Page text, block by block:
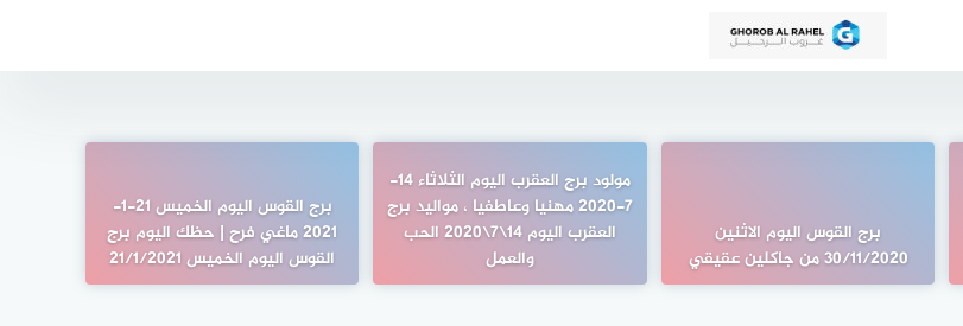
برج القوس اليوم الاثنين
30/11/2020 من جاكلين عقيقي
مولود برج العقرب اليوم الثلاثاء 14-
7-2020 مهنيا وعاطفيا ، مواليد برج
العقرب اليوم 14\7\2020 الحب
والعمل
برج القوس اليوم الخميس 21-1-
2021 ماغي فرح | حظك اليوم برج
القوس اليوم الخميس 21/1/2021